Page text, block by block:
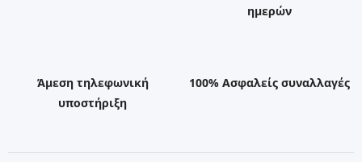
ημερών
Άμεση τηλεφωνική
υποστήριξη
100% Ασφαλείς συναλλαγές